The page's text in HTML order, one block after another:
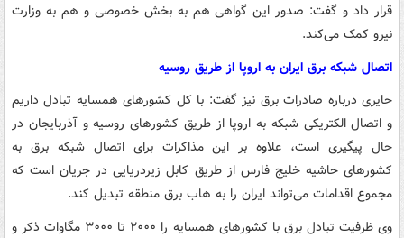
قرار داد و گفت: صدور این گواهی هم به بخش خصوصی و هم به وزارت
نیرو کمک می‌کند.
اتصال شبکه برق ایران به اروپا از طریق روسیه
حایری درباره صادرات برق نیز گفت: با کل کشورهای همسایه تبادل داریم
و اتصال الکتریکی شبکه به اروپا از طریق کشورهای روسیه و آذربایجان در
حال پیگیری است، علاوه بر این مذاکرات برای اتصال شبکه برق به
کشورهای حاشیه خلیج فارس از طریق کابل زیردریایی در جریان است که
مجموع اقدامات می‌تواند ایران را به هاب برق منطقه تبدیل کند.
وی ظرفیت تبادل برق با کشورهای همسایه را ۲۰۰۰ تا ۳۰۰۰ مگاوات ذکر و